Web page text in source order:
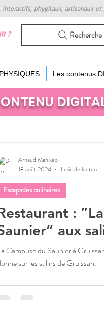
interactifs, phygitaux, artisanaux et
? Recherche
Les contenus
:
aux
Cambuse du Saunier à
sur les salins de Gruissan.
Escapades culinaires
Arnaud Manikeo
18 août 2024
1 min de lecture